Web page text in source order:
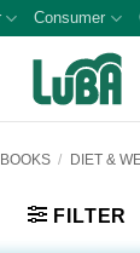
Consumer
BOOKS / DIET &
FILTER